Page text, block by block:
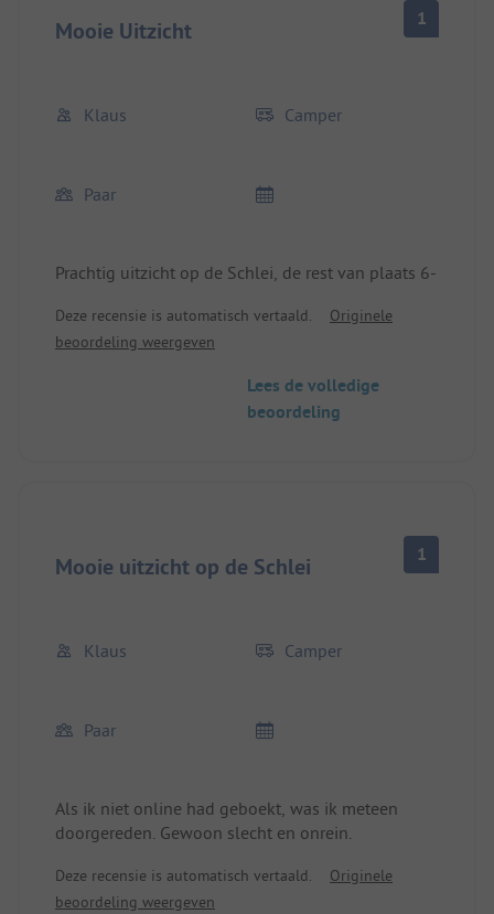
Mooie Uitzicht 1
Klaus Camper
Paar
Prachtig uitzicht op de Schlei, de rest van plaats 6-
Deze recensie is automatisch vertaald.
Originele
beoordeling weergeven
Lees de volledige
beoordeling
Mooie uitzicht op de Schlei 1
Klaus Camper
Paar
Als ik niet online had geboekt, was ik meteen
doorgereden. Gewoon slecht en onrein.
Deze recensie is automatisch vertaald.
Originele
beoordeling weergeven